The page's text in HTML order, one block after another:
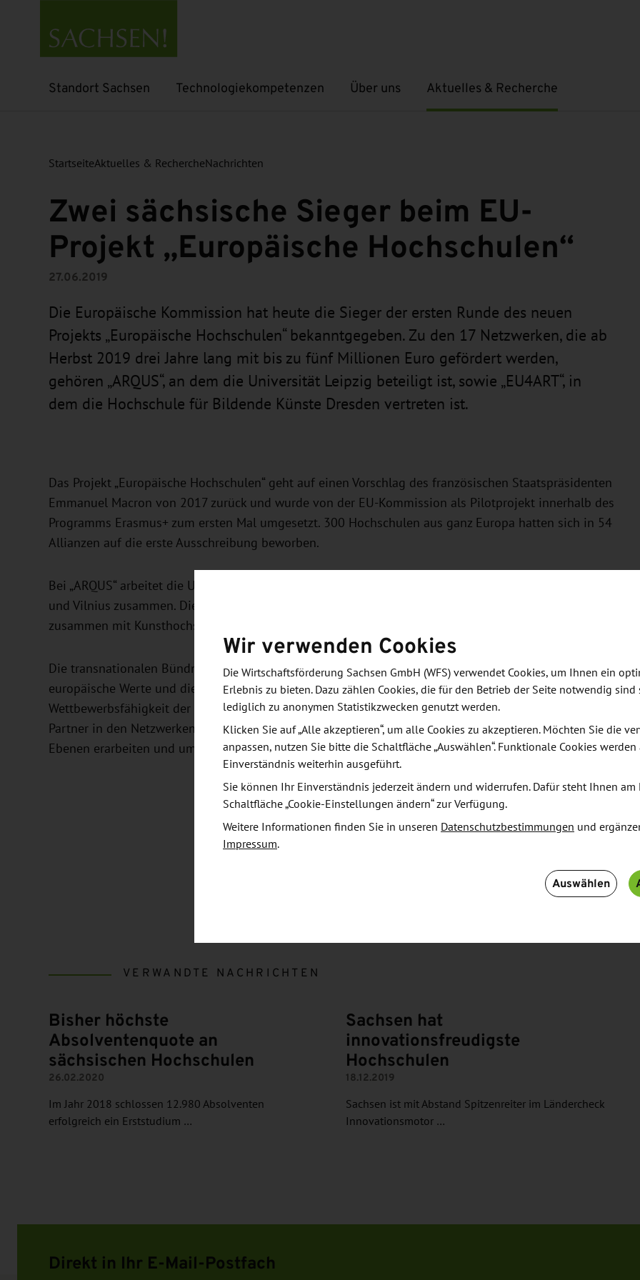
Standort Sachsen
Untermenü öffnen Technologiekompetenzen
Untermenü öffnen Über uns
Untermenü öffnenAktuelles & Recherche
Untermenü öffnen
StartseiteAktuelles & RechercheNachrichten
Zwei sächsische Sieger beim EU-
Projekt „Europäische Hochschulen“
27.06.2019
Die Europäische Kommission hat heute die Sieger der ersten Runde des neuen
Projekts „Europäische Hochschulen“ bekanntgegeben. Zu den 17 Netzwerken, die ab
Herbst 2019 drei Jahre lang mit bis zu fünf Millionen Euro gefördert werden,
gehören „ARQUS“, an dem die Universität Leipzig beteiligt ist, sowie „EU4ART“, in
dem die Hochschule für Bildende Künste Dresden vertreten ist.
Das Projekt „Europäische Hochschulen“ geht auf einen Vorschlag des französischen Staatspräsidenten
Emmanuel Macron von 2017 zurück und wurde von der EU-Kommission als Pilotprojekt innerhalb des
Programms Erasmus+ zum ersten Mal umgesetzt. 300 Hochschulen aus ganz Europa hatten sich in 54
Allianzen auf die erste Ausschreibung beworben.
Bei „ARQUS“ arbeitet die Universität Leipzig mit Hochschulen in Lyon, Granada, Padua, Graz, Bergen
und Vilnius zusammen. Die Hochschule für Bildende Künste Dresden ist im Netzwerk „EU4Art“
zusammen mit Kunsthochschulen in Rom, Riga und Budapest aktiv.
Die transnationalen Bündnisse sollen die europäischen Hochschulen der Zukunft schaffen,
europäische Werte und die europäische Identität fördern und außerdem Qualität und
Wettbewerbsfähigkeit der europäischen Hochschulbildung neu aufstellen. Dazu sollen die beteiligten
Partner in den Netzwerken langfristige gemeinsame Strategien u. a. für Lehre und Mobilität auf allen
Ebenen erarbeiten und umsetzen.
VERWANDTE NACHRICHTEN
Bisher höchste
Absolventenquote an
sächsischen Hochschulen
26.02.2020
Im Jahr 2018 schlossen 12.980 Absolventen
erfolgreich ein Erststudium …
Sachsen hat
innovationsfreudigste
Hochschulen
18.12.2019
Sachsen ist mit Abstand Spitzenreiter im Ländercheck
Innovationsmotor …
Direkt in Ihr E-Mail-Postfach
Wir verwenden Cookies
Die Wirtschaftsförderung Sachsen GmbH (WFS) verwendet Cookies, um Ihnen ein
Erlebnis zu bieten. Dazu zählen Cookies, die für den Betrieb der Seite notwendig
lediglich zu anonymen Statistikzwecken genutzt werden.
Klicken Sie auf „Alle akzeptieren“, um alle Cookies zu akzeptieren. Möchten Sie die
anpassen, nutzen Sie bitte die Schaltfläche „Auswählen“. Funktionale Cookies
Einverständnis weiterhin ausgeführt.
Sie können Ihr Einverständnis jederzeit ändern und widerrufen. Dafür steht Ihnen am
Schaltfläche „Cookie-Einstellungen ändern“ zur Verfügung.
Weitere Informationen finden Sie in unseren Datenschutzbestimmungen und
Impressum.
Auswählen